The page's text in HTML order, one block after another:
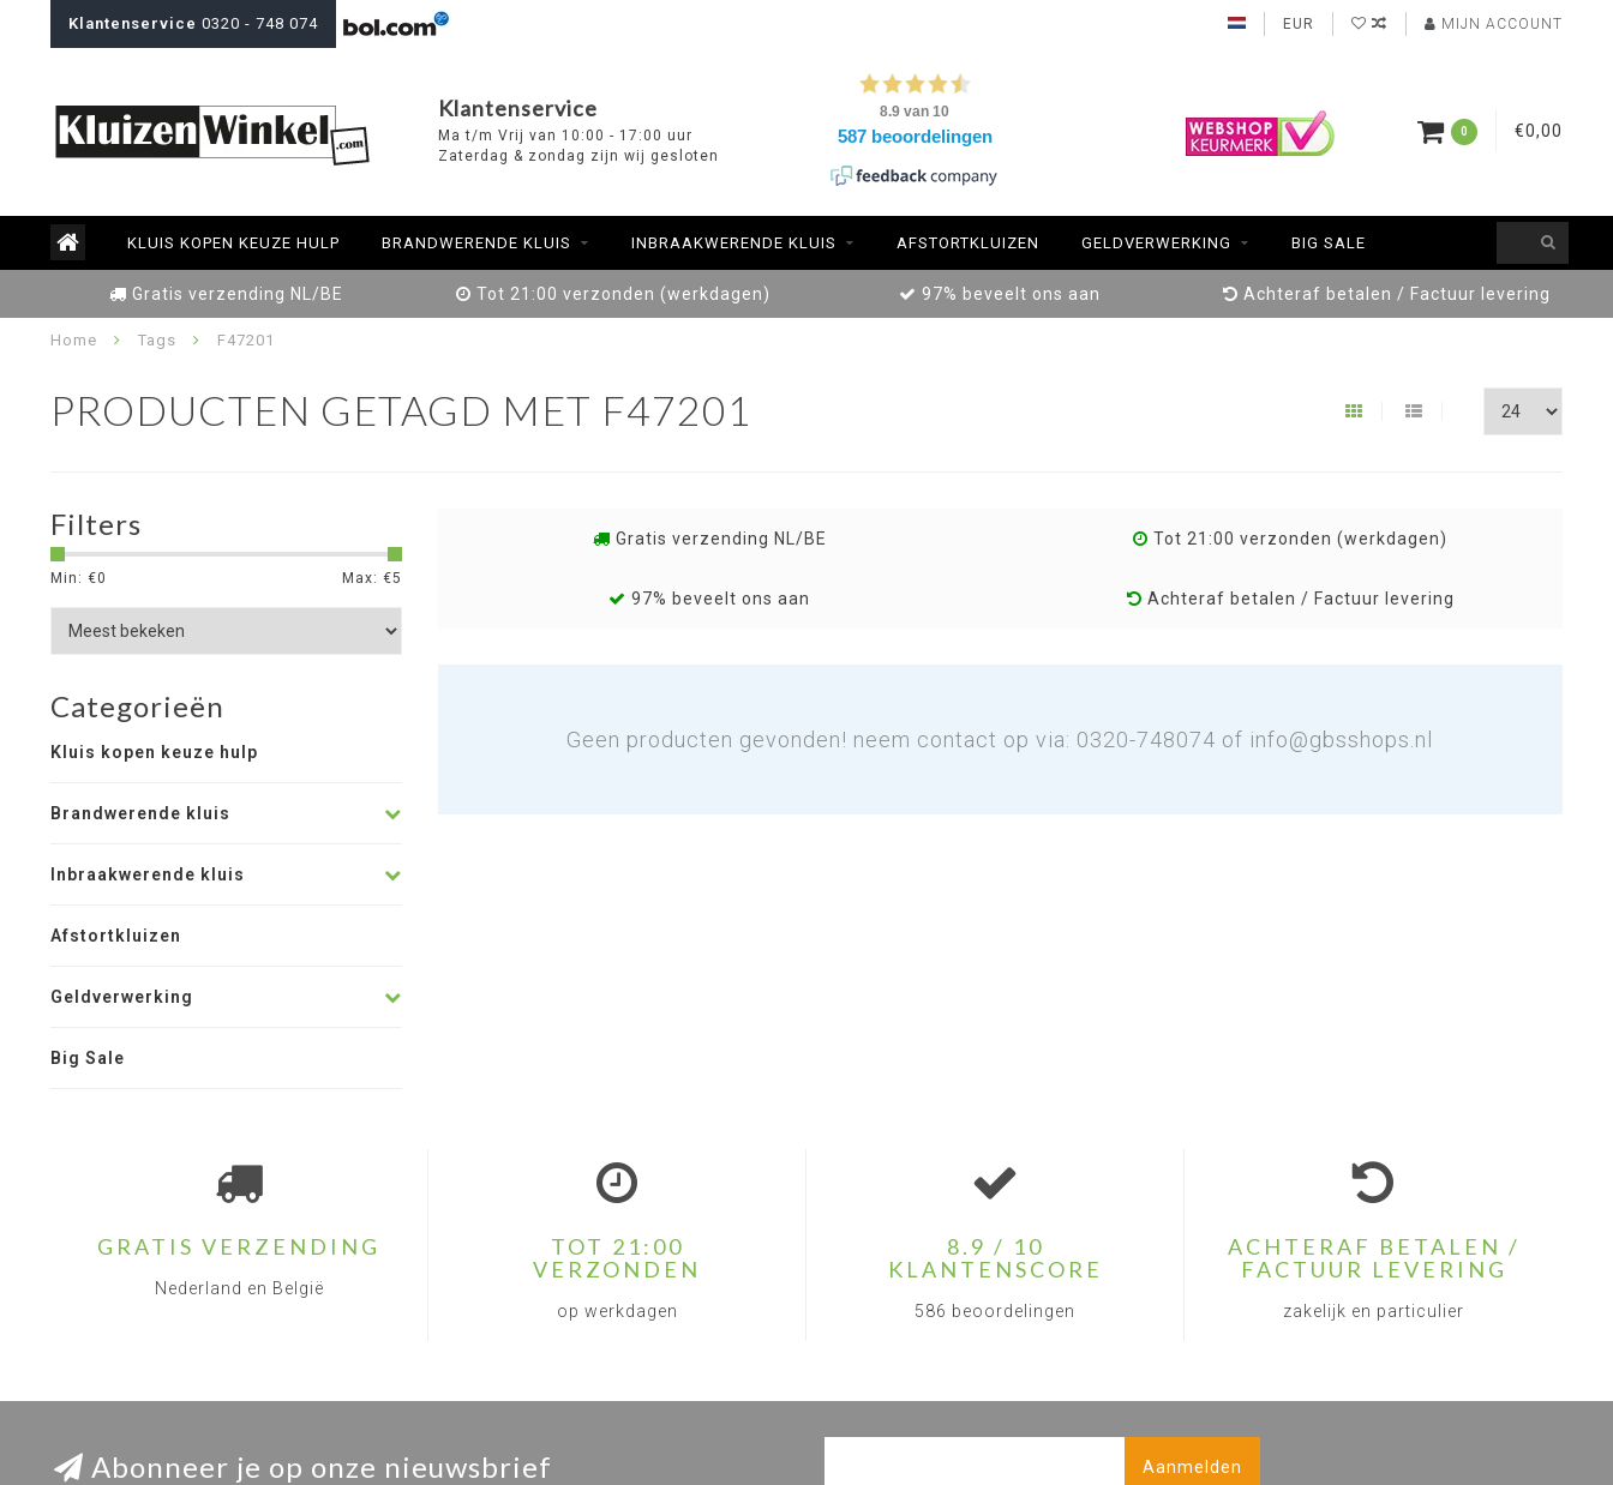
Klantenservice 0320 - 748 074 EUR MIJN ACCOUNT
Klantenservice
Ma t/m Vrij van 10:00 - 17:00 uur
Zaterdag & zondag zijn wij gesloten
0 €0,00
KLUIS KOPEN KEUZE HULP BRANDWERENDE KLUIS INBRAAKWERENDE KLUIS AFSTORTKLUIZEN GELDVERWERKING BIG SALE
Gratis verzending NL/BE Tot 21:00 verzonden (werkdagen) 97% beveelt ons aan Achteraf betalen / Factuur levering
Home Tags F47201
PRODUCTEN GETAGD MET F47201
Filters
Min: €0 Max: €5
Categorieën
Kluis kopen keuze hulp
Brandwerende kluis
Inbraakwerende kluis
Afstortkluizen
Geldverwerking
Big Sale
Gratis verzending NL/BE Tot 21:00 verzonden (werkdagen)
97% beveelt ons aan Achteraf betalen / Factuur levering
Geen producten gevonden! neem contact op via: 0320-748074 of info@gbsshops.nl
GRATIS VERZENDING
Nederland en België
TOT 21:00
VERZONDEN
op werkdagen
8.9 / 10
KLANTENSCORE
586 beoordelingen
ACHTERAF BETALEN /
FACTUUR LEVERING
zakelijk en particulier
Abonneer je op onze nieuwsbrief Aanmelden